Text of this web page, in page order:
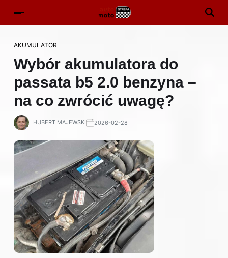
AKUMULATOR
Wybór akumulatora do
passata b5 2.0 benzyna –
na co zwrócić uwagę?
HUBERT MAJEWSKI 2026-02-28